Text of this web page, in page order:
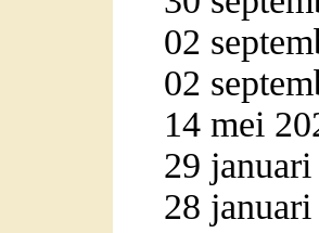
02
02
14 mei
29
28